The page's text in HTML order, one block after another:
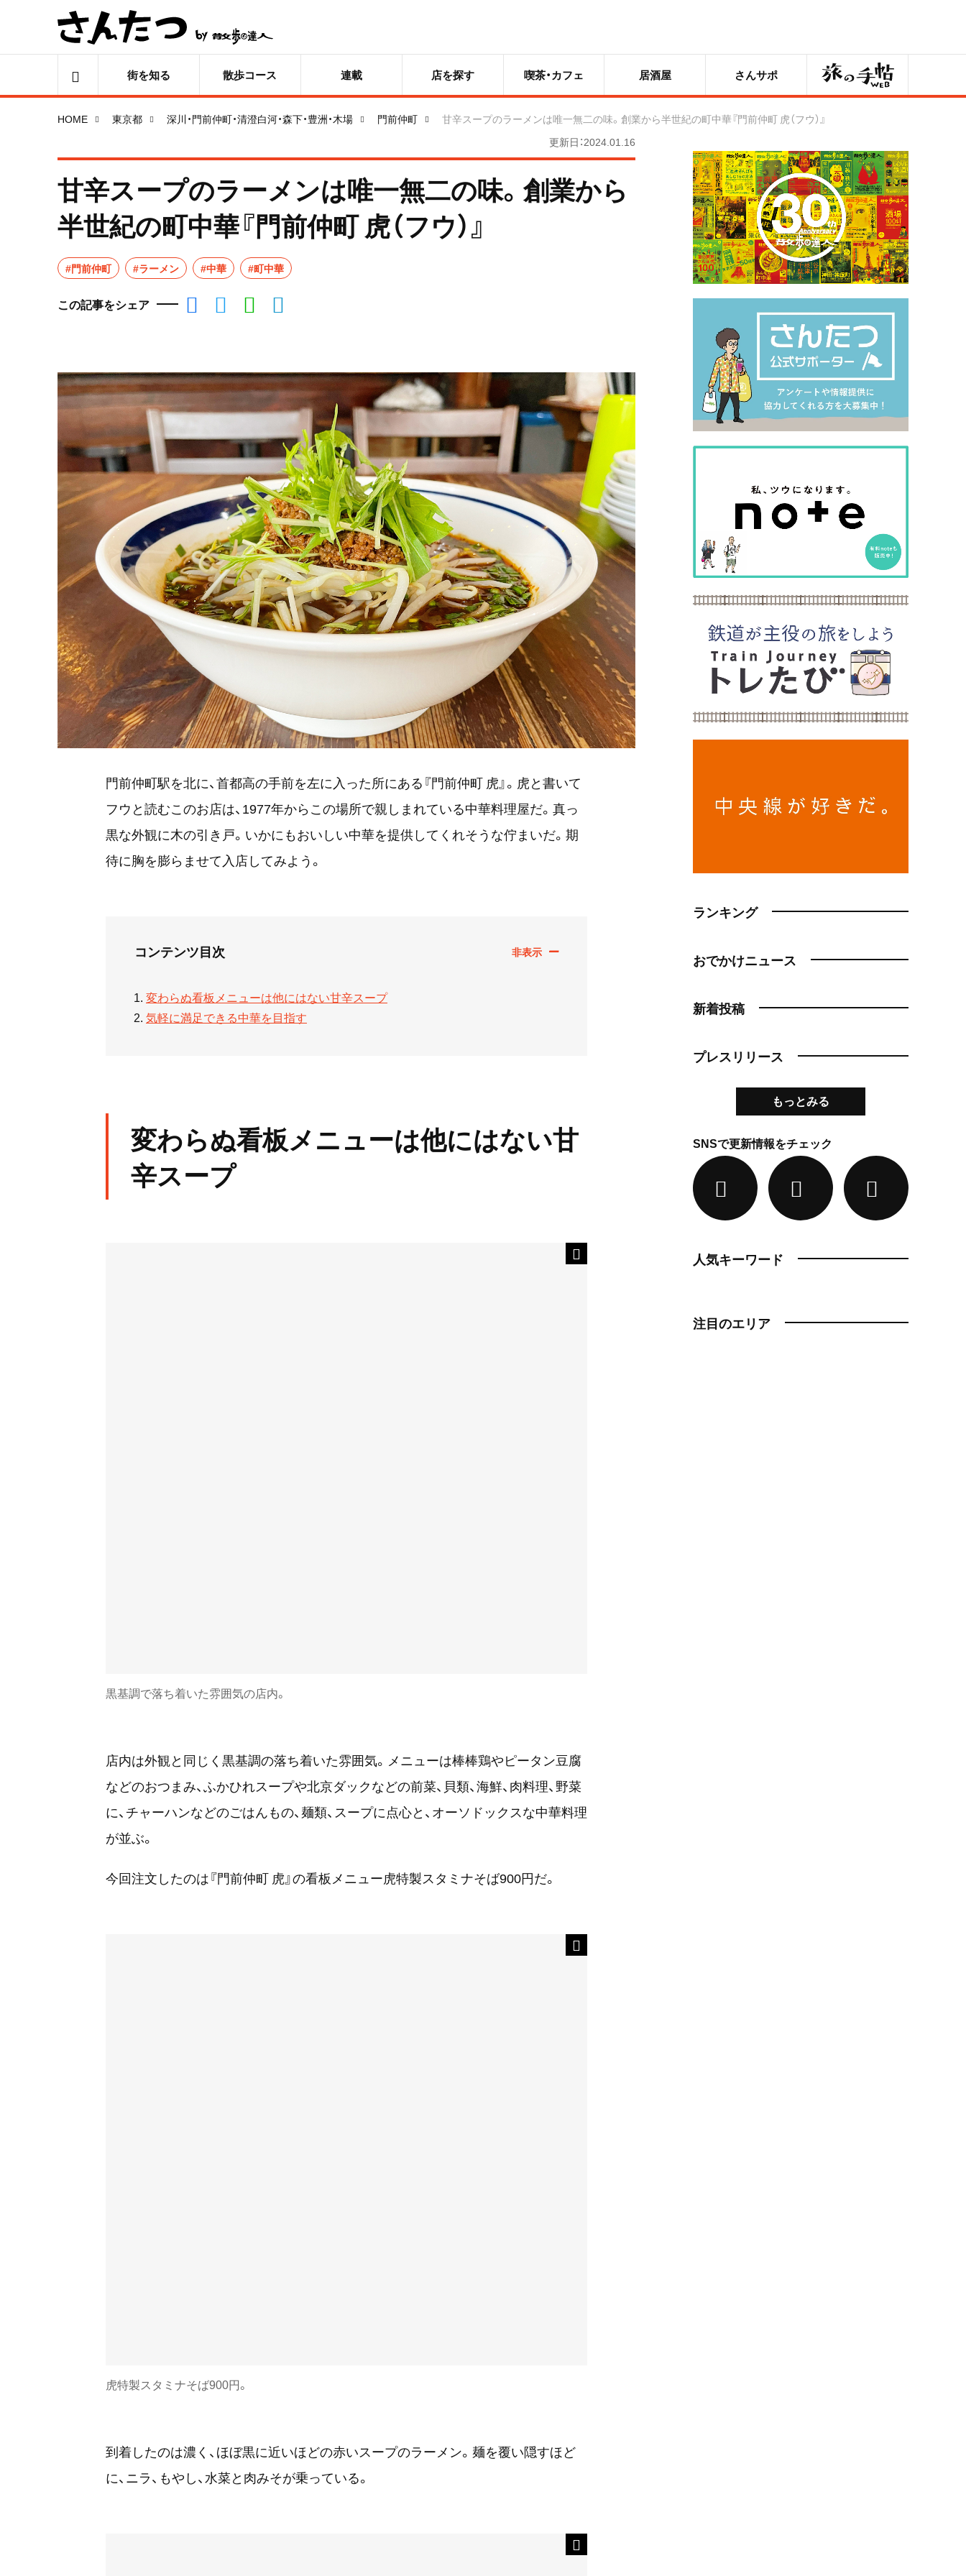
街を知る 散歩コース 連載 店を探す 喫茶・カフェ 居酒屋 さんサポ 旅の手帖
HOME 東京都 深川・門前仲町・清澄白河・森下・豊洲・木場 門前仲町
甘辛スープのラーメンは唯一無二の味。創業から半世紀の町中華『門前仲町 虎（フウ）』
更新日：2024.01.16
甘辛スープのラーメンは唯一無二の味。創業から
半世紀の町中華『門前仲町 虎（フウ）』
#門前仲町 #ラーメン #中華 #町中華
この記事をシェア
門前仲町駅を北に、首都高の手前を左に入った所にある『門前仲町 虎』。虎と書いて
フウと読むこのお店は、1977年からこの場所で親しまれている中華料理屋だ。真っ
黒な外観に木の引き戸。いかにもおいしい中華を提供してくれそうな佇まいだ。期
待に胸を膨らませて入店してみよう。
コンテンツ目次
変わらぬ看板メニューは他にはない甘辛スープ
気軽に満足できる中華を目指す
変わらぬ看板メニューは他にはない甘
辛スープ
黒基調で落ち着いた雰囲気の店内。
店内は外観と同じく黒基調の落ち着いた雰囲気。メニューは棒棒鶏やピータン豆腐
などのおつまみ、ふかひれスープや北京ダックなどの前菜、貝類、海鮮、肉料理、野菜
に、チャーハンなどのごはんもの、麺類、スープに点心と、オーソドックスな中華料理
が並ぶ。
今回注文したのは『門前仲町 虎』の看板メニュー虎特製スタミナそば900円だ。
虎特製スタミナそば900円。
到着したのは濃く、ほぼ黒に近いほどの赤いスープのラーメン。麺を覆い隠すほど
に、ニラ、もやし、水菜と肉みそが乗っている。
ランキング
おでかけニュース
新着投稿
プレスリリース
もっとみる
SNSで更新情報をチェック
人気キーワード
注目のエリア